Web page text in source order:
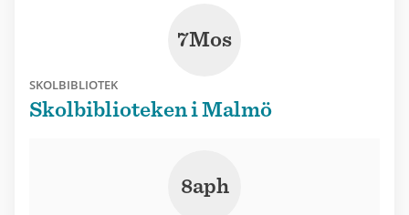
7Mos
SKOLBIBLIOTEK
Skolbiblioteken i Malmö
8aph